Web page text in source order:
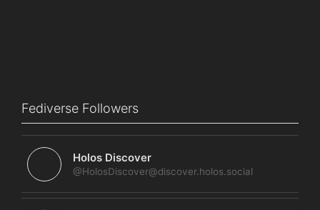
Fediverse Followers
Holos Discover
@HolosDiscover@discover.holos.social